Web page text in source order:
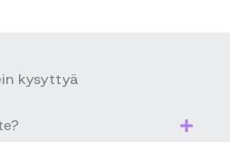
kysyttyä